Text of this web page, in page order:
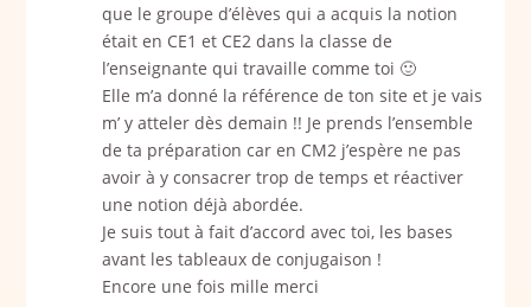
que le groupe d’élèves qui a acquis la notion
était en CE1 et CE2 dans la classe de
l’enseignante qui travaille comme toi 🙂
Elle m’a donné la référence de ton site et je vais
m’ y atteler dès demain !! Je prends l’ensemble
de ta préparation car en CM2 j’espère ne pas
avoir à y consacrer trop de temps et réactiver
une notion déjà abordée.
Je suis tout à fait d’accord avec toi, les bases
avant les tableaux de conjugaison !
Encore une fois mille merci